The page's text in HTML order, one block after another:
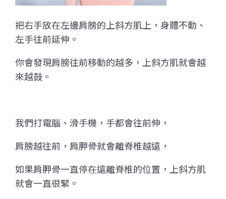
把右手放在左邊肩膀的上斜方肌上，身體不動、
左手往前延伸。
你會發現肩膀往前移動的越多，上斜方肌就會越
來越鼓。
我們打電腦、滑手機，手都會往前伸，
肩膀越往前，肩胛骨就會離脊椎越遠，
如果肩胛骨一直停在遠離脊椎的位置，上斜方肌
就會一直很緊。